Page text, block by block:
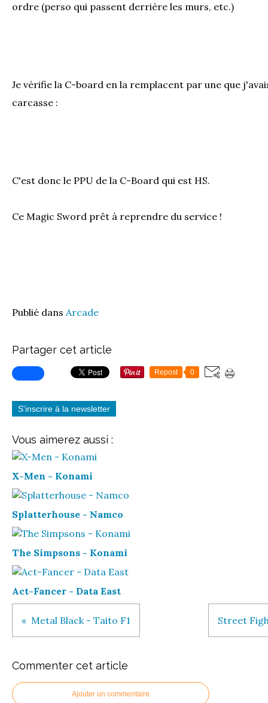
ordre (perso qui passent derrière les murs, etc.)
Je vérifie la C-board en la remplacent par une que
carcasse :
C'est donc le PPU de la C-Board qui est HS.
Ce Magic Sword prêt à reprendre du service !
Publié dans Arcade
Partager cet article
Repost 0
S'inscrire à la newsletter
Vous aimerez aussi :
X-Men - Konami
Splatterhouse - Namco
The Simpsons - Konami
Act-Fancer - Data East
Metal Black - Taito F1 Street
Commenter cet article
Ajouter un commentaire